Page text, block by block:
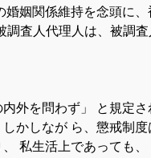
婚姻関係維持を念頭に
調査 人 代理人 は 被調査
内外を問わず 」 と 規定さ
しかしなが ら 懲戒制度
私生活上であって も